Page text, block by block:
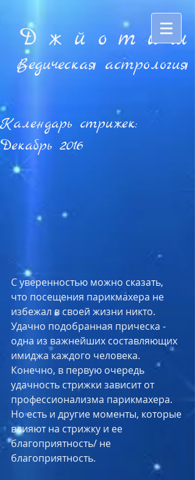
Д ж й o т и ш
Ведическая астрология
Календарь стрижек:
Декабрь 2016
С уверенностью можно сказать,
что посещения парикмахера не
избежал в своей жизни никто.
Удачно подобранная прическа -
одна из важнейших составляющих
имиджа каждого человека.
Конечно, в первую очередь
удачность стрижки зависит от
профессионализма парикмахера.
Но есть и другие моменты, которые
влияют на стрижку и ее
благоприятность/ не
благоприятность.